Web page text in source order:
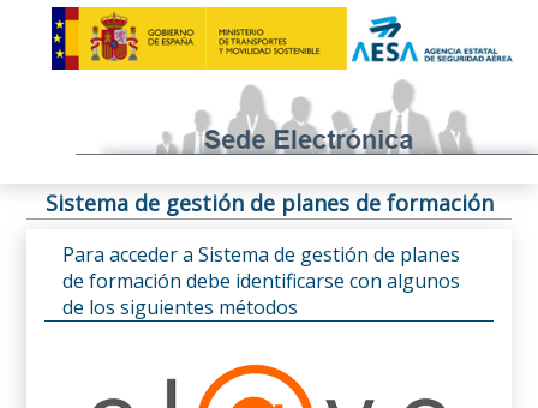
Sistema de gestión de planes de formación
Para acceder a Sistema de gestión de planes
de formación debe identificarse con algunos
de los siguientes métodos